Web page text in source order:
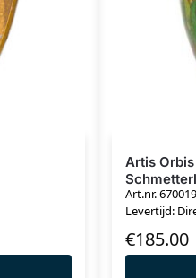
Artis
Art.nr.
Levertijd:
€185.00